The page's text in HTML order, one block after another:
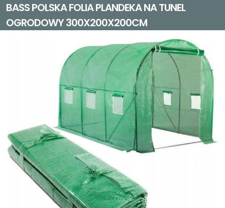
BASS POLSKA FOLIA PLANDEKA NA TUNEL
OGRODOWY 300X200X200CM